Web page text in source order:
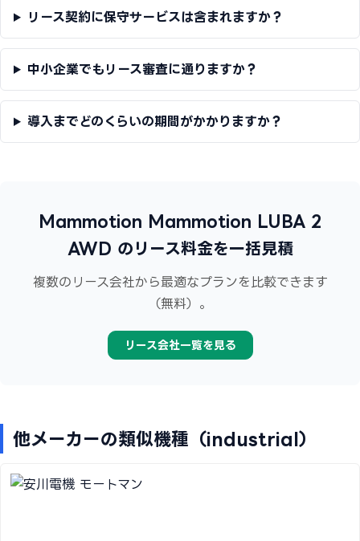
リース契約に保守サービスは含まれますか？
中小企業でもリース審査に通りますか？
導入までどのくらいの期間がかかりますか？
Mammotion Mammotion LUBA 2
AWD のリース料金を一括見積
複数のリース会社から最適なプランを比較できます
（無料）。
リース会社一覧を見る
他メーカーの類似機種（industrial）